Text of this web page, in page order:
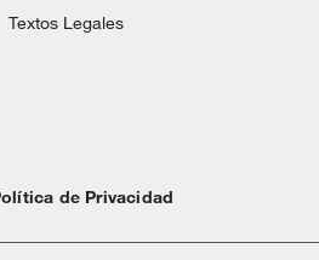
Textos Legales
de Privacidad